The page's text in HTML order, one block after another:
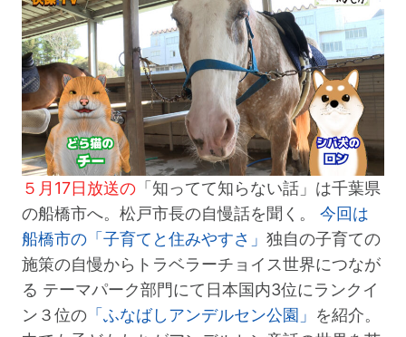
５月17日放送の 「知ってて知らない話」は千葉県
の船橋市へ。松戸市長の自慢話を聞く。
今回は
船橋市の「子育てと住みやすさ」 独自の子育ての
施策の自慢からトラベラーチョイス世界につなが
る テーマパーク部門にて日本国内3位にランクイ
ン３位の 「ふなばしアンデルセン公園」 を紹介。